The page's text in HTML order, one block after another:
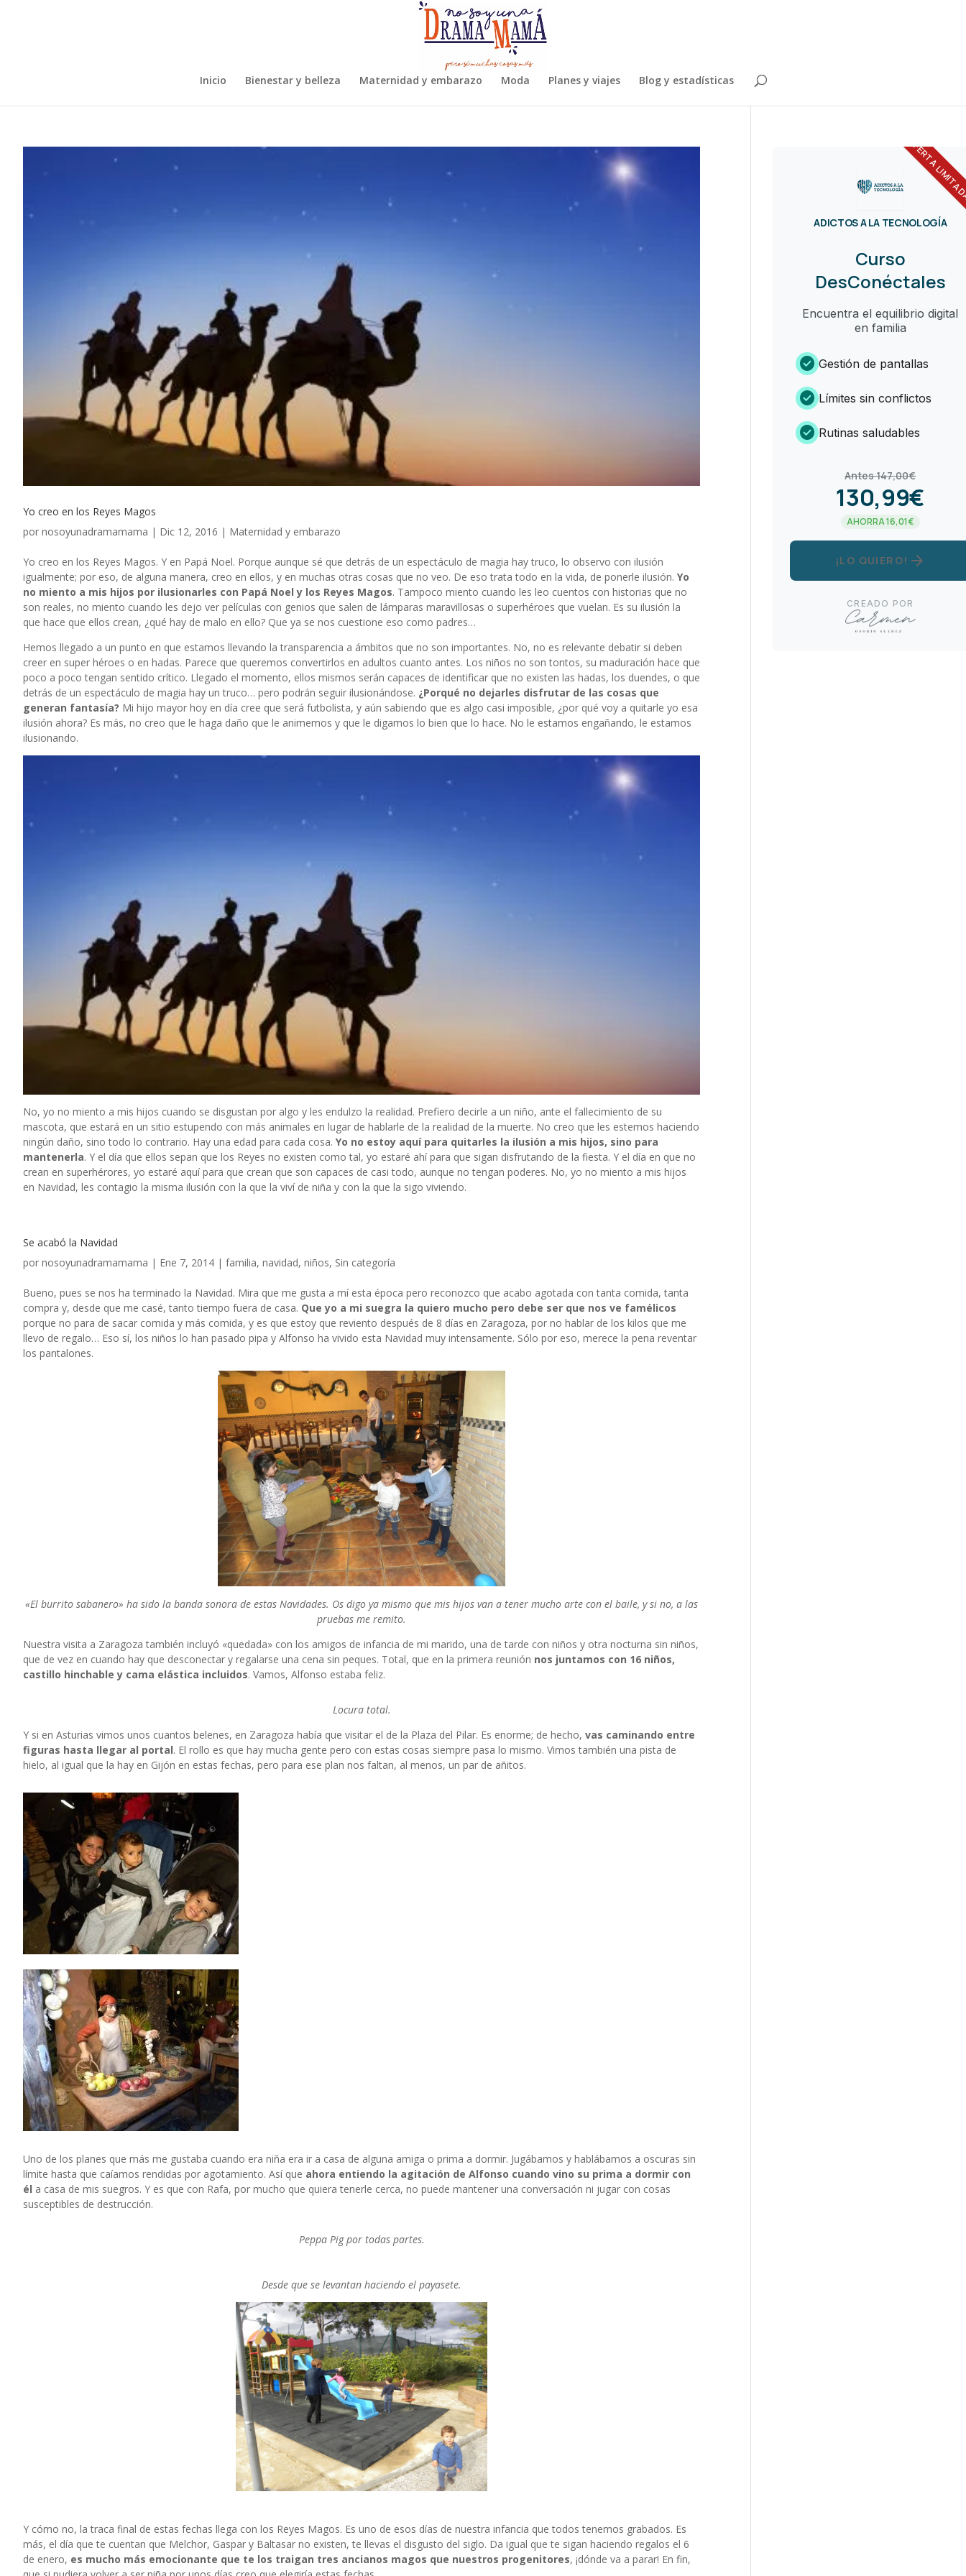
Inicio Bienestar y belleza Maternidad y embarazo Moda Planes y viajes Blog y estadísticas
Yo creo en los Reyes Magos
por nosoyunadramamama | Dic 12, 2016 | Maternidad y embarazo
Yo creo en los Reyes Magos. Y en Papá Noel. Porque aunque sé que detrás de un espectáculo de magia hay truco, lo observo con ilusión
igualmente; por eso, de alguna manera, creo en ellos, y en muchas otras cosas que no veo. De eso trata todo en la vida, de ponerle ilusión. Yo
no miento a mis hijos por ilusionarles con Papá Noel y los Reyes Magos. Tampoco miento cuando les leo cuentos con historias que no
son reales, no miento cuando les dejo ver películas con genios que salen de lámparas maravillosas o superhéroes que vuelan. Es su ilusión la
que hace que ellos crean, ¿qué hay de malo en ello? Que ya se nos cuestione eso como padres…
Hemos llegado a un punto en que estamos llevando la transparencia a ámbitos que no son importantes. No, no es relevante debatir si deben
creer en super héroes o en hadas. Parece que queremos convertirlos en adultos cuanto antes. Los niños no son tontos, su maduración hace que
poco a poco tengan sentido crítico. Llegado el momento, ellos mismos serán capaces de identificar que no existen las hadas, los duendes, o que
detrás de un espectáculo de magia hay un truco… pero podrán seguir ilusionándose. ¿Porqué no dejarles disfrutar de las cosas que
generan fantasía? Mi hijo mayor hoy en día cree que será futbolista, y aún sabiendo que es algo casi imposible, ¿por qué voy a quitarle yo esa
ilusión ahora? Es más, no creo que le haga daño que le animemos y que le digamos lo bien que lo hace. No le estamos engañando, le estamos
ilusionando.
No, yo no miento a mis hijos cuando se disgustan por algo y les endulzo la realidad. Prefiero decirle a un niño, ante el fallecimiento de su
mascota, que estará en un sitio estupendo con más animales en lugar de hablarle de la realidad de la muerte. No creo que les estemos haciendo
ningún daño, sino todo lo contrario. Hay una edad para cada cosa. Yo no estoy aquí para quitarles la ilusión a mis hijos, sino para
mantenerla. Y el día que ellos sepan que los Reyes no existen como tal, yo estaré ahí para que sigan disfrutando de la fiesta. Y el día en que no
crean en superhérores, yo estaré aquí para que crean que son capaces de casi todo, aunque no tengan poderes. No, yo no miento a mis hijos
en Navidad, les contagio la misma ilusión con la que la viví de niña y con la que la sigo viviendo.
Se acabó la Navidad
por nosoyunadramamama | Ene 7, 2014 | familia, navidad, niños, Sin categoría
Bueno, pues se nos ha terminado la Navidad. Mira que me gusta a mí esta época pero reconozco que acabo agotada con tanta comida, tanta
compra y, desde que me casé, tanto tiempo fuera de casa. Que yo a mi suegra la quiero mucho pero debe ser que nos ve famélicos
porque no para de sacar comida y más comida, y es que estoy que reviento después de 8 días en Zaragoza, por no hablar de los kilos que me
llevo de regalo… Eso sí, los niños lo han pasado pipa y Alfonso ha vivido esta Navidad muy intensamente. Sólo por eso, merece la pena reventar
los pantalones.
«El burrito sabanero» ha sido la banda sonora de estas Navidades. Os digo ya mismo que mis hijos van a tener mucho arte con el baile, y si no, a las
pruebas me remito.
Nuestra visita a Zaragoza también incluyó «quedada» con los amigos de infancia de mi marido, una de tarde con niños y otra nocturna sin niños,
que de vez en cuando hay que desconectar y regalarse una cena sin peques. Total, que en la primera reunión nos juntamos con 16 niños,
castillo hinchable y cama elástica incluidos. Vamos, Alfonso estaba feliz.
Locura total.
Y si en Asturias vimos unos cuantos belenes, en Zaragoza había que visitar el de la Plaza del Pilar. Es enorme; de hecho, vas caminando entre
figuras hasta llegar al portal. El rollo es que hay mucha gente pero con estas cosas siempre pasa lo mismo. Vimos también una pista de
hielo, al igual que la hay en Gijón en estas fechas, pero para ese plan nos faltan, al menos, un par de añitos.
Uno de los planes que más me gustaba cuando era niña era ir a casa de alguna amiga o prima a dormir. Jugábamos y hablábamos a oscuras sin
límite hasta que caíamos rendidas por agotamiento. Así que ahora entiendo la agitación de Alfonso cuando vino su prima a dormir con
él a casa de mis suegros. Y es que con Rafa, por mucho que quiera tenerle cerca, no puede mantener una conversación ni jugar con cosas
susceptibles de destrucción.
Peppa Pig por todas partes.
Desde que se levantan haciendo el payasete.
Y cómo no, la traca final de estas fechas llega con los Reyes Magos. Es uno de esos días de nuestra infancia que todos tenemos grabados. Es
más, el día que te cuentan que Melchor, Gaspar y Baltasar no existen, te llevas el disgusto del siglo. Da igual que te sigan haciendo regalos el 6
de enero, es mucho más emocionante que te los traigan tres ancianos magos que nuestros progenitores, ¡dónde va a parar! En fin,
OFERTA
ADICTOS A LA TECNOLOGÍA
Curso
DesConéctales
Encuentra el equilibrio digital
en familia
check_circle Gestión de pantallas
check_circle Límites sin conflictos
check_circle Rutinas saludables
Antes 147,00€
130,99€
AHORRA 16,01€
¡LO QUIERO! arrow_forward
CREADO POR